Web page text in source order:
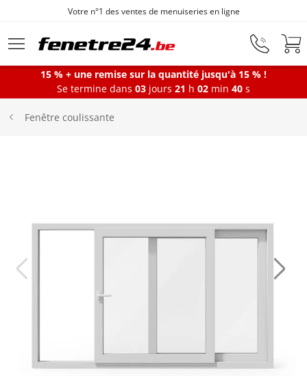
Aller au contenu principal
Votre n°1 des ventes de menuiseries en ligne
Fenêtres
Portes d'entrée
15 % + une remise sur la quantité jusqu'à 15 % !
Se termine dans 03 jours 21 h 02 min 39 s
Fenêtre coulissante